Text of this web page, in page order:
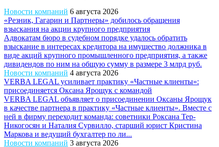
Новости компаний 6 августа 2026
«Резник, Гагарин и Партнеры» добилось обращения
взыскания на акции крупного предприятия
Адвокатам бюро в судебном порядке удалось обратить
взыскание в интересах кредитора на имущество должника в
виде акций крупного промышленного предприятия, а также
дивидендов по ним на общую сумму в размере 3 млрд руб.
Новости компаний 4 августа 2026
VERBA LEGAL усиливает практику «Частные клиенты»:
присоединяется Оксана Ярощук с командой
VERBA LEGAL объявляет о присоединении Оксаны Ярощук
в качестве партнера в практику «Частные клиенты». Вместе с
ней в фирму переходит команда: советники Роксана Тер-
Никогосян и Наталия Сурвилло, старший юрист Кристина
Маркова и ведущий бухгалтер по ли...
Новости компаний 3 августа 2026